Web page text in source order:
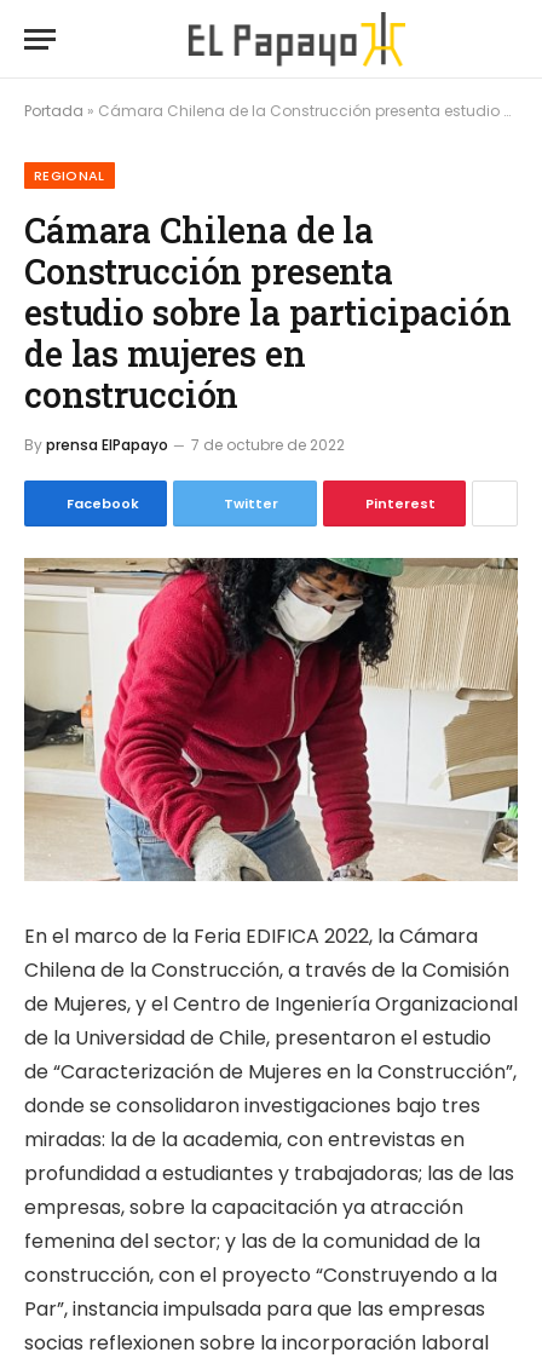
Portada » Cámara Chilena de la Construcción presenta estudio sobre la participación de las mujeres en construcción
REGIONAL
Cámara Chilena de la
Construcción presenta
estudio sobre la participación
de las mujeres en
construcción
Byprensa ElPapayo 7 de octubre de 2022
Facebook Twitter Pinterest
En el marco de la Feria EDIFICA 2022, la Cámara
Chilena de la Construcción, a través de la Comisión
de Mujeres, y el Centro de Ingeniería Organizacional
de la Universidad de Chile, presentaron el estudio
de “Caracterización de Mujeres en la Construcción”,
donde se consolidaron investigaciones bajo tres
miradas: la de la academia, con entrevistas en
profundidad a estudiantes y trabajadoras; las de las
empresas, sobre la capacitación ya atracción
femenina del sector; y las de la comunidad de la
construcción, con el proyecto “Construyendo a la
Par”, instancia impulsada para que las empresas
socias reflexionen sobre la incorporación laboral